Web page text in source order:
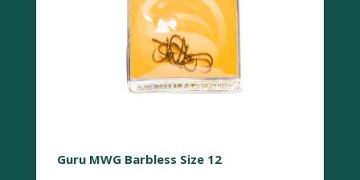
Guru MWG Barbless Size 12